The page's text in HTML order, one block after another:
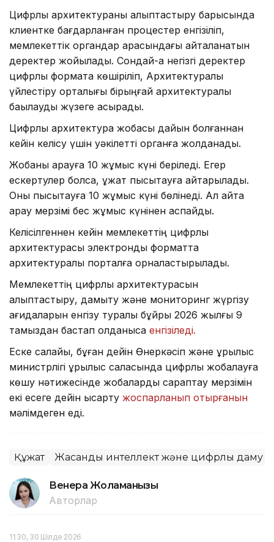
Цифрлық архитектураны қалыптастыру барысында
клиентке бағдарланған процестер енгізіліп,
мемлекеттік органдар арасындағы қайталанатын
деректер жойылады. Сондай-ақ негізгі деректер
цифрлық форматқа көшіріліп, Архитектуралық
үйлестіру орталығы бірыңғай архитектуралық
бақылауды жүзеге асырады.
Цифрлық архитектура жобасы дайын болғаннан
кейін келісу үшін уәкілетті органға жолданады.
Жобаны қарауға 10 жұмыс күні беріледі. Егер
ескертулер болса, құжат пысықтауға қайтарылады.
Оны пысықтауға 10 жұмыс күні бөлінеді. Ал қайта
қарау мерзімі бес жұмыс күнінен аспайды.
Келісілгеннен кейін мемлекеттің цифрлық
архитектурасы электрондық форматта
архитектуралық порталға орналастырылады.
Мемлекеттің цифрлық архитектурасын
қалыптастыру, дамыту және мониторинг жүргізу
қағидаларын енгізу туралы бұйрық 2026 жылғы 9
тамыздан бастап қолданысқа енгізіледі.
Еске салайық, бұған дейін Өнеркәсіп және құрылыс
министрлігі құрылыс саласында цифрлық жобалауға
көшу нәтижесінде жобаларды сараптау мерзімін
екі есеге дейін қысқарту жоспарланып отырғанын
мәлімдеген еді.
Құжат Жасанды интеллект және цифрлық даму
Венера Жоламанқызы
Авторлар
11:30, 30 Шілде 2026